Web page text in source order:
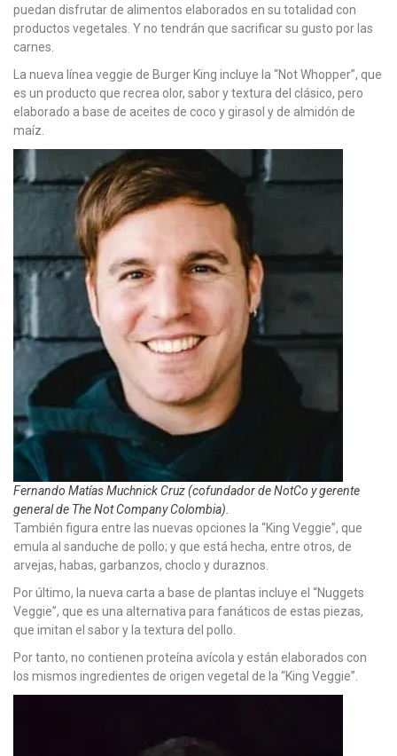
puedan disfrutar de alimentos elaborados en su totalidad con
productos vegetales. Y no tendrán que sacrificar su gusto por las
carnes.
La nueva línea veggie de Burger King incluye la “Not Whopper”, que
es un producto que recrea olor, sabor y textura del clásico, pero
elaborado a base de aceites de coco y girasol y de almidón de
maíz.
Fernando Matías Muchnick Cruz (cofundador de NotCo y gerente
general de The Not Company Colombia).
También figura entre las nuevas opciones la “King Veggie”, que
emula al sanduche de pollo; y que está hecha, entre otros, de
arvejas, habas, garbanzos, choclo y duraznos.
Por último, la nueva carta a base de plantas incluye el “Nuggets
Veggie”, que es una alternativa para fanáticos de estas piezas,
que imitan el sabor y la textura del pollo.
Por tanto, no contienen proteína avícola y están elaborados con
los mismos ingredientes de origen vegetal de la “King Veggie”.